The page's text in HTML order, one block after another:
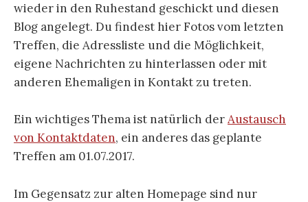
wieder in den Ruhestand geschickt und diesen
Blog angelegt. Du findest hier Fotos vom letzten
Treffen, die Adressliste und die Möglichkeit,
eigene Nachrichten zu hinterlassen oder mit
anderen Ehemaligen in Kontakt zu treten.
Ein wichtiges Thema ist natürlich derAustausch
von Kontaktdaten, ein anderes das geplante
Treffen am 01.07.2017.
Im Gegensatz zur alten Homepage sind nur